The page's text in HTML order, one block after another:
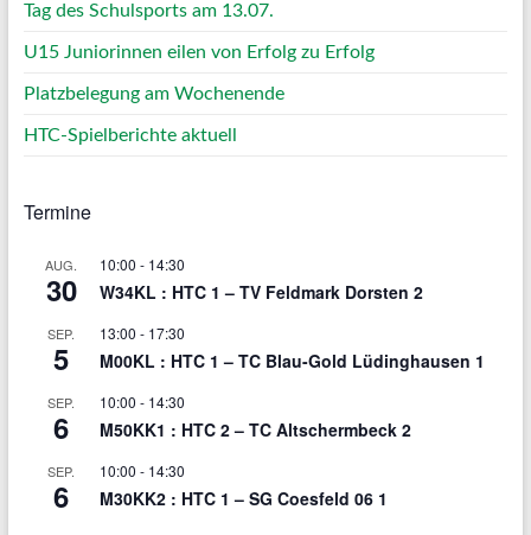
Tag des Schulsports am 13.07.
U15 Juniorinnen eilen von Erfolg zu Erfolg
Platzbelegung am Wochenende
HTC-Spielberichte aktuell
Termine
AUG.
30
10:00 - 14:30
W34KL : HTC 1 – TV Feldmark Dorsten 2
SEP.
5
13:00 - 17:30
M00KL : HTC 1 – TC Blau-Gold Lüdinghausen 1
SEP.
6
10:00 - 14:30
M50KK1 : HTC 2 – TC Altschermbeck 2
SEP.
6
10:00 - 14:30
M30KK2 : HTC 1 – SG Coesfeld 06 1